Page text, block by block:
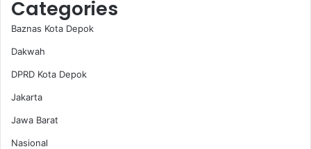
Categories
Baznas Kota Depok
Dakwah
DPRD Kota Depok
Jakarta
Jawa Barat
Nasional